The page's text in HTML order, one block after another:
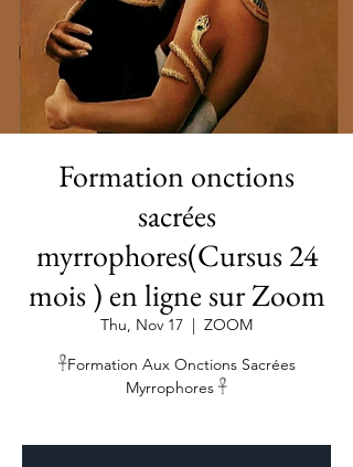
Formation onctions
sacrées
myrrophores(Cursus 24
mois ) en ligne sur Zoom
Thu, Nov 17
  |
ZOOM
𓋹Formation Aux Onctions Sacrées
Myrrophores 𓋹